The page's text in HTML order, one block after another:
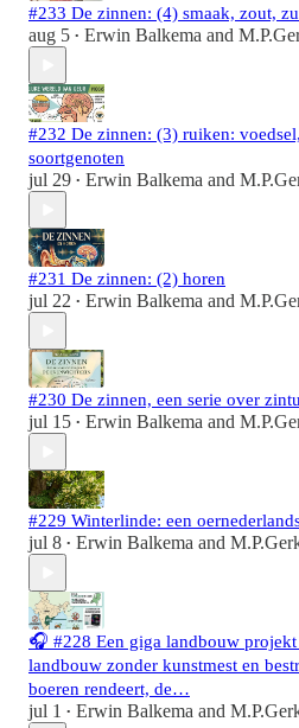
#233 De zinnen: (4) smaak, zout,
aug 5 • Erwin Balkema and
#232 De zinnen: (3) ruiken:
soortgenoten
jul 29 • Erwin Balkema and
#231 De zinnen: (2) horen
jul 22 • Erwin Balkema and
#230 De zinnen, een serie over
jul 15 • Erwin Balkema and
#229 Winterlinde: een
jul 8 • Erwin Balkema and
🎧 #228 Een giga landbouw
landbouw zonder kunstmest en
boeren rendeert, de…
jul 1 • Erwin Balkema and